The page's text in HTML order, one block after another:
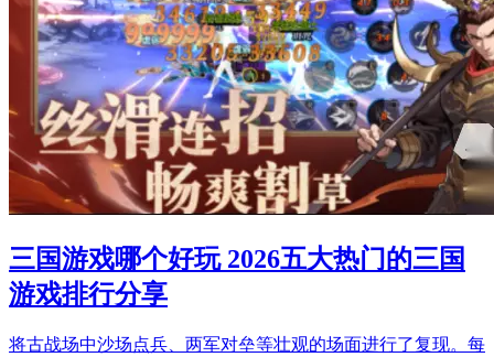
三国游戏哪个好玩 2026五大热门的三国
游戏排行分享
将古战场中沙场点兵、两军对垒等壮观的场面进行了复现。每